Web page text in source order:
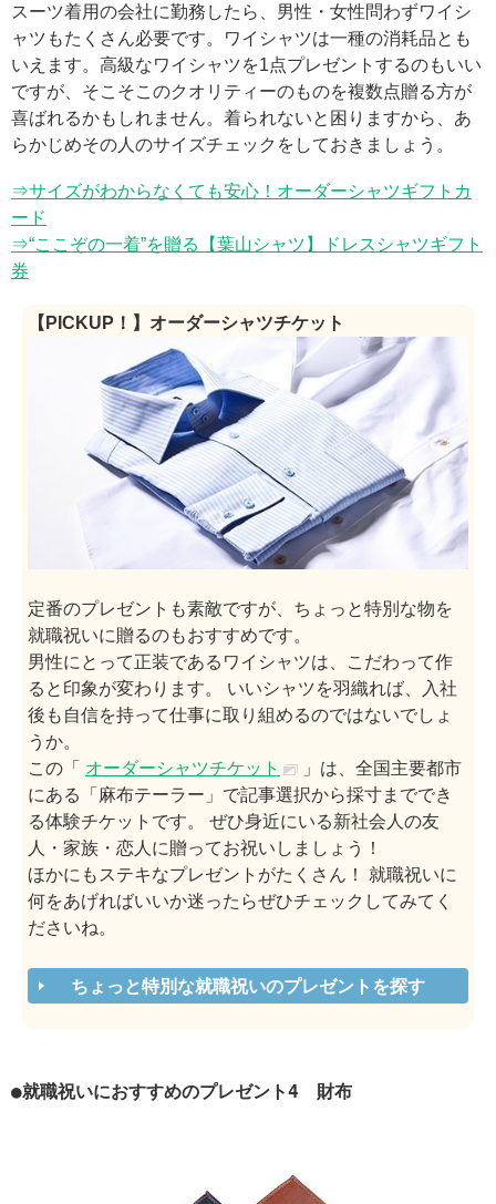
スーツ着用の会社に勤務したら、男性・女性問わずワイシ
ャツもたくさん必要です。ワイシャツは一種の消耗品とも
いえます。高級なワイシャツを1点プレゼントするのもいい
ですが、そこそこのクオリティーのものを複数点贈る方が
喜ばれるかもしれません。着られないと困りますから、あ
らかじめその人のサイズチェックをしておきましょう。
⇒サイズがわからなくても安心！オーダーシャツギフトカ
ード
⇒“ここぞの一着”を贈る【葉山シャツ】ドレスシャツギフト
券
【PICKUP！】オーダーシャツチケット
定番のプレゼントも素敵ですが、ちょっと特別な物を
就職祝いに贈るのもおすすめです。
男性にとって正装であるワイシャツは、こだわって作
ると印象が変わります。 いいシャツを羽織れば、入社
後も自信を持って仕事に取り組めるのではないでしょ
うか。
この「 オーダーシャツチケット
」は、全国主要都市
にある「麻布テーラー」で記事選択から採寸まででき
る体験チケットです。 ぜひ身近にいる新社会人の友
人・家族・恋人に贈ってお祝いしましょう！
ほかにもステキなプレゼントがたくさん！ 就職祝いに
何をあげればいいか迷ったらぜひチェックしてみてく
ださいね。
ちょっと特別な就職祝いのプレゼントを探す
●就職祝いにおすすめのプレゼント4 財布